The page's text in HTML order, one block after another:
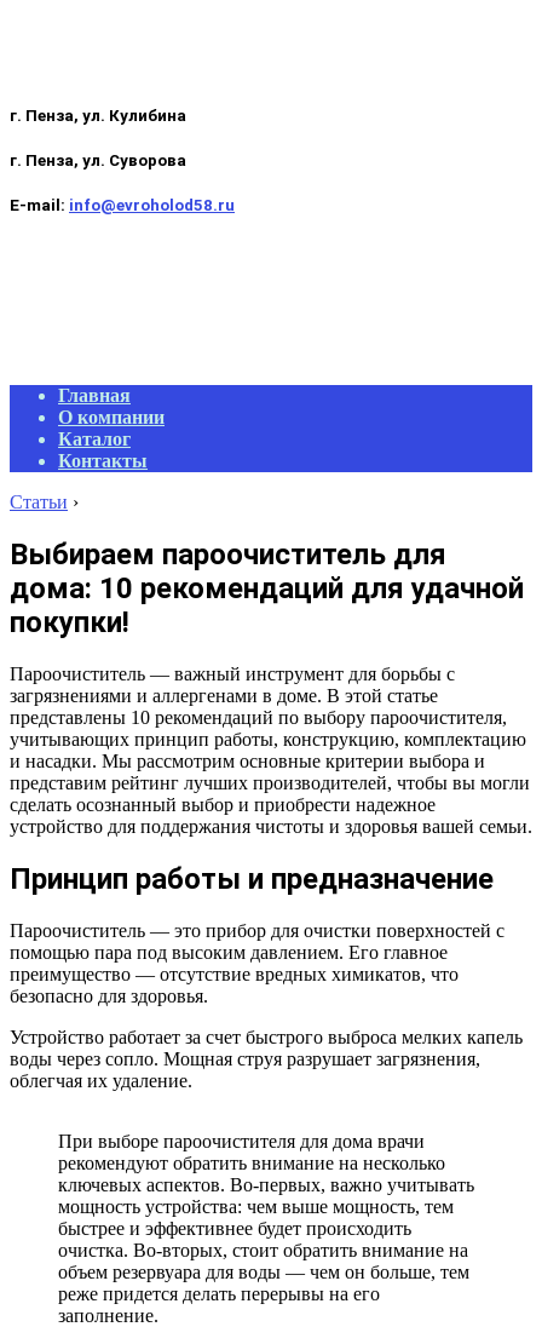
г. Пенза, ул. Кулибина
г. Пенза, ул. Суворова
E-mail: info@evroholod58.ru
Primary
Navigation
Menu
Главная
О компании
Каталог
Контакты
Статьи ›
Выбираем пароочиститель для
дома: 10 рекомендаций для удачной
покупки!
Пароочиститель — важный инструмент для борьбы с
загрязнениями и аллергенами в доме. В этой статье
представлены 10 рекомендаций по выбору пароочистителя,
учитывающих принцип работы, конструкцию, комплектацию
и насадки. Мы рассмотрим основные критерии выбора и
представим рейтинг лучших производителей, чтобы вы могли
сделать осознанный выбор и приобрести надежное
устройство для поддержания чистоты и здоровья вашей семьи.
Принцип работы и предназначение
Пароочиститель — это прибор для очистки поверхностей с
помощью пара под высоким давлением. Его главное
преимущество — отсутствие вредных химикатов, что
безопасно для здоровья.
Устройство работает за счет быстрого выброса мелких капель
воды через сопло. Мощная струя разрушает загрязнения,
облегчая их удаление.
При выборе пароочистителя для дома врачи
рекомендуют обратить внимание на несколько
ключевых аспектов. Во-первых, важно учитывать
мощность устройства: чем выше мощность, тем
быстрее и эффективнее будет происходить
очистка. Во-вторых, стоит обратить внимание на
объем резервуара для воды — чем он больше, тем
реже придется делать перерывы на его
заполнение.